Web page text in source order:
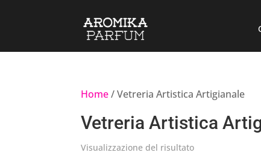
Home/ Vetreria Artistica Artigianale
Vetreria Artistica
Visualizzazione del risultato